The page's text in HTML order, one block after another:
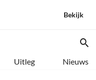
Bekijk
Uitleg Nieuws